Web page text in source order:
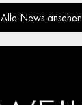
Alle News ansehen